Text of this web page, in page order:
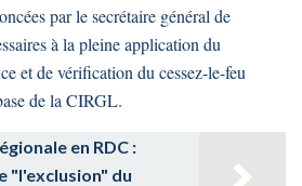
par le secrétaire général de
à la pleine application du
et de vérification du cessez-le-feu
de la CIRGL.
en RDC :
"l'exclusion" du